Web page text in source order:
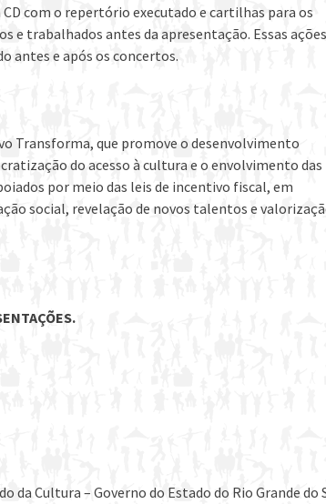
com o repertório executado e cartilhas para os
e trabalhados antes da apresentação. Essas ações
antes e após os concertos.
Transforma, que promove o desenvolvimento
do acesso à cultura e o envolvimento das
por meio das leis de incentivo fiscal, em
social, revelação de novos talentos e
da Cultura – Governo do Estado do Rio Grande do